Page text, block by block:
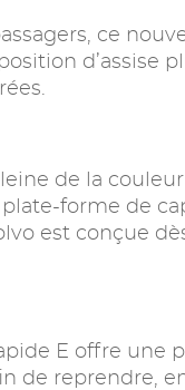
ce
d’assise
de la
forme de
est conçue
E offre une
de reprendre,